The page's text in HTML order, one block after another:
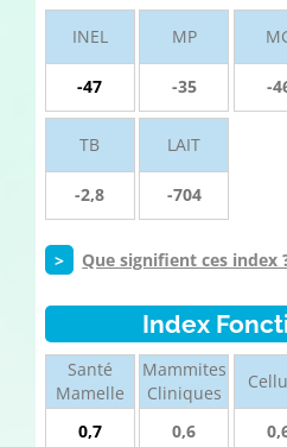
INEL
-47
MP
-35 -
TB
-2,8
LAIT
-704
> Que signifient ces index
Index
Santé
Mamelle
0,7
Mammites
Cliniques
0,6